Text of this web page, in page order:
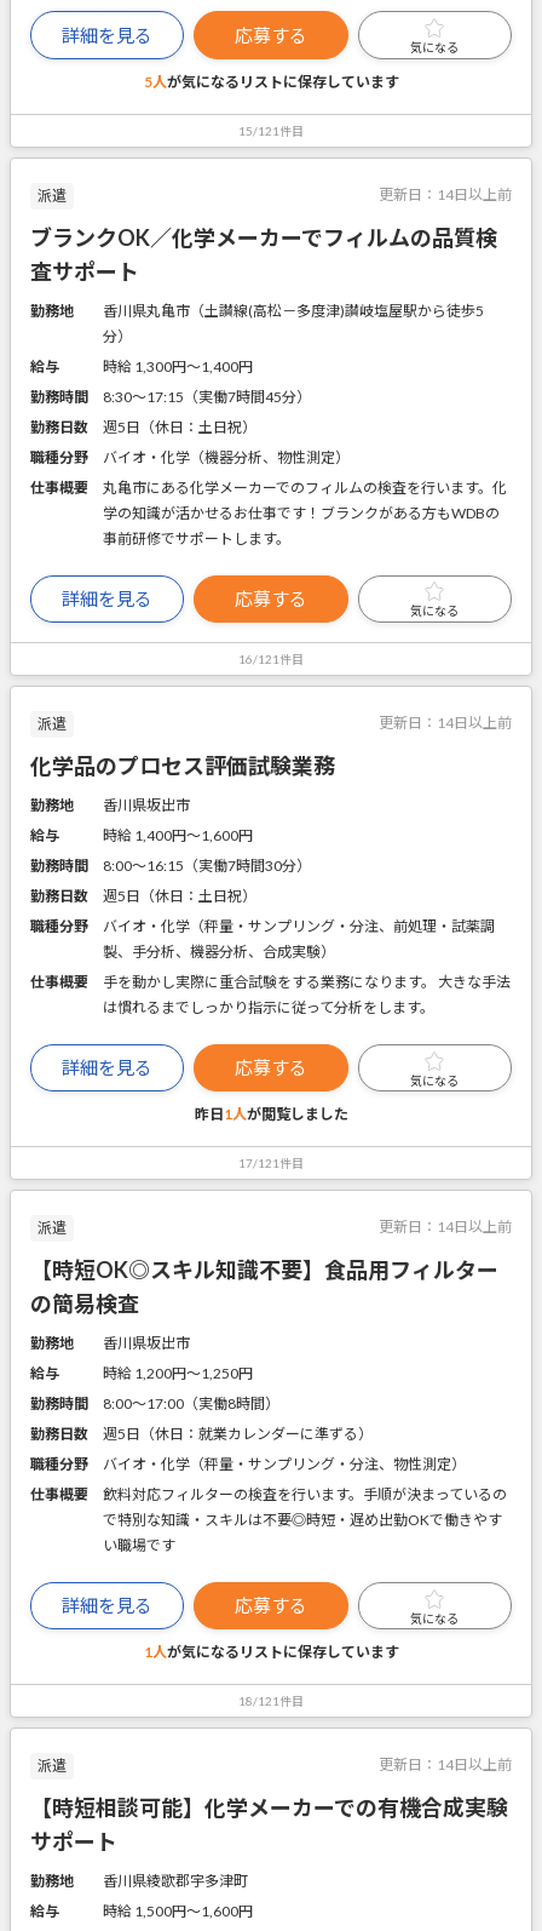
詳細を見る 応募する
気になる
5人が気になるリストに保存しています
15/121件目
派遣 更新日： 14日以上前
ブランクOK／化学メーカーでフィルムの品質検
査サポート
勤務地
香川県丸亀市（土讃線(高松－多度津)讃岐塩屋駅から徒歩5
分）
給与
時給 1,300円〜1,400円
勤務時間
8:30～17:15（実働7時間45分）
勤務日数
週5日（休日：土日祝）
職種分野
バイオ・化学（機器分析、物性測定）
仕事概要
丸亀市にある化学メーカーでのフィルムの検査を行います。化
学の知識が活かせるお仕事です！ブランクがある方もWDBの
事前研修でサポートします。
詳細を見る 応募する
気になる
16/121件目
派遣 更新日： 14日以上前
化学品のプロセス評価試験業務
勤務地
香川県坂出市
給与
時給 1,400円〜1,600円
勤務時間
8:00～16:15（実働7時間30分）
勤務日数
週5日（休日：土日祝）
職種分野
バイオ・化学（秤量・サンプリング・分注、前処理・試薬調
製、手分析、機器分析、合成実験）
仕事概要
手を動かし実際に重合試験をする業務になります。 大きな手法
は慣れるまでしっかり指示に従って分析をします。
詳細を見る 応募する
気になる
昨日1人が閲覧しました
17/121件目
派遣 更新日： 14日以上前
【時短OK◎スキル知識不要】食品用フィルター
の簡易検査
勤務地
香川県坂出市
給与
時給 1,200円〜1,250円
勤務時間
8:00～17:00（実働8時間）
勤務日数
週5日（休日：就業カレンダーに準ずる）
職種分野
バイオ・化学（秤量・サンプリング・分注、物性測定）
仕事概要
飲料対応フィルターの検査を行います。手順が決まっているの
で特別な知識・スキルは不要◎時短・遅め出勤OKで働きやす
い職場です
詳細を見る 応募する
気になる
1人が気になるリストに保存しています
18/121件目
派遣 更新日： 14日以上前
【時短相談可能】化学メーカーでの有機合成実験
サポート
勤務地
香川県綾歌郡宇多津町
給与
時給 1,500円〜1,600円